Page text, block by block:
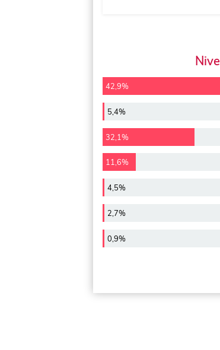
42,9%
5,4%
32,1%
11,6%
4,5%
2,7%
0,9%